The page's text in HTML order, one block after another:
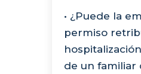
• ¿Puede la
permiso
de un familiar